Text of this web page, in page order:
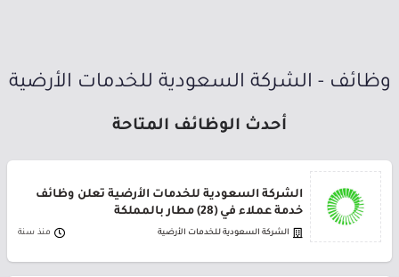
وظائف - الشركة السعودية للخدمات الأرضية
أحدث الوظائف المتاحة
الشركة السعودية للخدمات الأرضية تعلن وظائف
خدمة عملاء في (28) مطار بالمملكة
الشركة السعودية للخدمات الأرضية منذ سنة